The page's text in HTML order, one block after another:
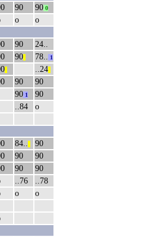
90 90 0
о о
90
24..
90 78.. 1
..24
90
90
90 1
90
..84
о
84..
90
90
90
90
90
..76
..78
о
о